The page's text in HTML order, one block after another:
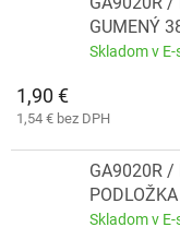
GUMENÝ
Skladom v
1,90 €
1,54 € bez DPH
GA9020R
Skladom v